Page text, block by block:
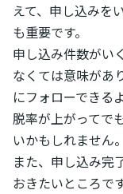
えて、申し込みを
も重要です。
申し込み件数がい
なくては意味があ
にフォローできる
脱率が上がってで
いかもしれません。
また、申し込み完
おきたいところで